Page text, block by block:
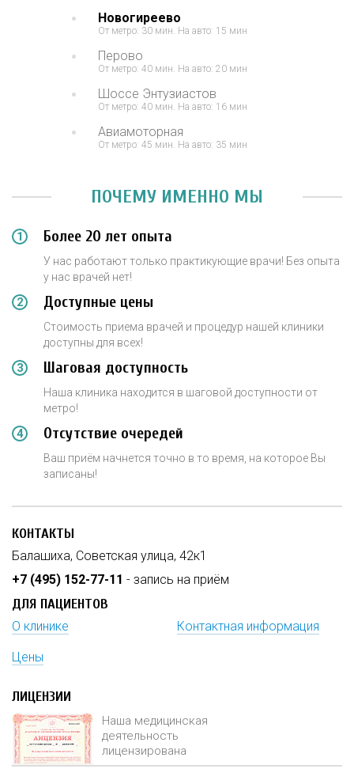
Новогиреево
От метро: 30 мин. На авто: 15 мин
Перово
От метро: 40 мин. На авто: 20 мин
Шоссе Энтузиастов
От метро: 40 мин. На авто: 16 мин
Авиамоторная
От метро: 45 мин. На авто: 35 мин
ПОЧЕМУ ИМЕННО МЫ
Более 20 лет опыта
У нас работают только практикующие врачи! Без опыта
у нас врачей нет!
Доступные цены
Стоимость приема врачей и процедур нашей клиники
доступны для всех!
Шаговая доступность
Наша клиника находится в шаговой доступности от
метро!
Отсутствие очередей
Ваш приём начнется точно в то время, на которое Вы
записаны!
КОНТАКТЫ
Балашиха, Советская улица, 42к1
+7 (495) 152-77-11 - запись на приём
ДЛЯ ПАЦИЕНТОВ
О клинике Контактная информация
Цены
ЛИЦЕНЗИИ
Наша медицинская
деятельность
лицензирована